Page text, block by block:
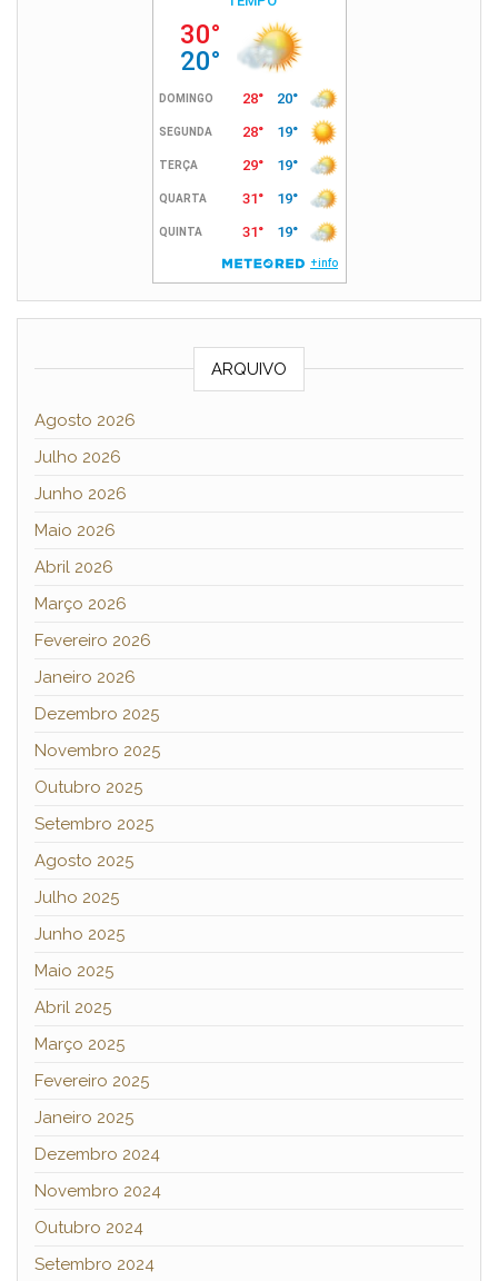
ARQUIVO
Agosto 2026
Julho 2026
Junho 2026
Maio 2026
Abril 2026
Março 2026
Fevereiro 2026
Janeiro 2026
Dezembro 2025
Novembro 2025
Outubro 2025
Setembro 2025
Agosto 2025
Julho 2025
Junho 2025
Maio 2025
Abril 2025
Março 2025
Fevereiro 2025
Janeiro 2025
Dezembro 2024
Novembro 2024
Outubro 2024
Setembro 2024